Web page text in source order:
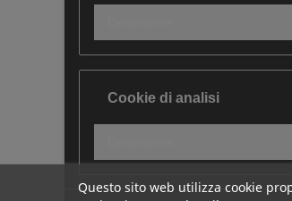
Questo sito web utilizza cookie
Cookie di analisi